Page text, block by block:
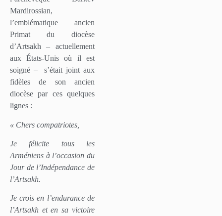
Mardirossian,
l’emblématique ancien
Primat du diocèse
d’Artsakh – actuellement
aux États-Unis où il est
soigné –
s’était joint aux
fidèles de son ancien
diocèse par ces quelques
lignes :
« Chers compatriotes,
Je félicite tous les
Arméniens à l’occasion du
Jour de l’Indépendance de
l’Artsakh.
Je crois en l’endurance de
l’Artsakh et en sa victoire